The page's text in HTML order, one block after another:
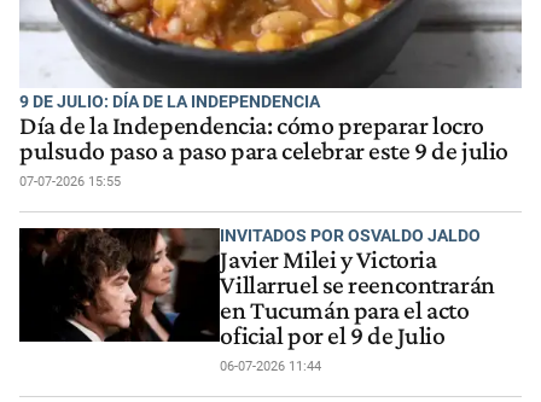
9 DE JULIO: DÍA DE LA INDEPENDENCIA
Día de la Independencia: cómo preparar locro
pulsudo paso a paso para celebrar este 9 de julio
07-07-2026 15:55
INVITADOS POR OSVALDO JALDO
Javier Milei y Victoria
Villarruel se reencontrarán
en Tucumán para el acto
oficial por el 9 de Julio
06-07-2026 11:44